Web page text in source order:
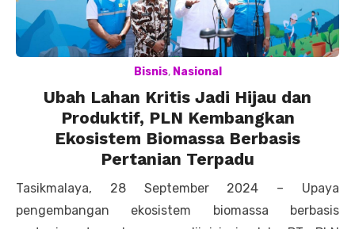
Bisnis, Nasional
Ubah Lahan Kritis Jadi Hijau dan
Produktif, PLN Kembangkan
Ekosistem Biomassa Berbasis
Pertanian Terpadu
Tasikmalaya, 28 September 2024 – Upaya
pengembangan ekosistem biomassa berbasis